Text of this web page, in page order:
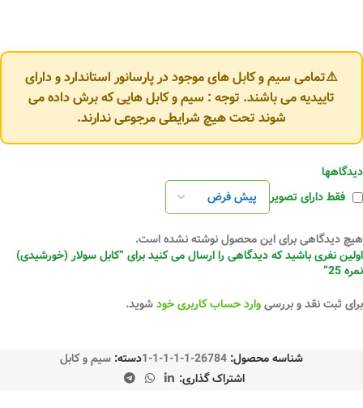
⚠️تمامی سیم و کابل های موجود در پارسانور استاندارد و دارای
تاییدیه می باشند. توجه : سیم و کابل هایی که برش داده می
شوند تحت هیچ شرایطی مرجوعی ندارند.
دیدگاهها
فقط دارای تصویر
هیچ دیدگاهی برای این محصول نوشته نشده است.
اولین نفری باشید که دیدگاهی را ارسال می کنید برای “کابل سولار (خورشیدی)
نمره 25”
برای ثبت نقد و بررسیوارد حساب کاربری خودشوید.
شناسه محصول: 26784-1-1-1-1-1 دسته: سیم و کابل
اشتراک گذاری: